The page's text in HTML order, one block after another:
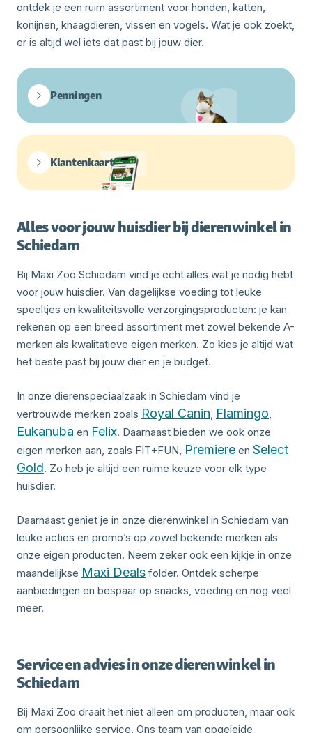
ontdek je een ruim assortiment voor honden, katten,
konijnen, knaagdieren, vissen en vogels. Wat je ook zoekt,
er is altijd wel iets dat past bij jouw dier.
Penningen
Klantenkaart
Alles voor jouw huisdier bij dierenwinkel in
Schiedam
Bij Maxi Zoo Schiedam vind je echt alles wat je nodig hebt
voor jouw huisdier. Van dagelijkse voeding tot leuke
speeltjes en kwaliteitsvolle verzorgingsproducten: je kan
rekenen op een breed assortiment met zowel bekende A-
merken als kwalitatieve eigen merken. Zo kies je altijd wat
het beste past bij jouw dier en je budget.
In onze dierenspeciaalzaak in Schiedam vind je
vertrouwde merken zoals Royal Canin, Flamingo,
Eukanuba en Felix. Daarnaast bieden we ook onze
eigen merken aan, zoals FIT+FUN, Premiere en Select
Gold. Zo heb je altijd een ruime keuze voor elk type
huisdier.
Daarnaast geniet je in onze dierenwinkel in Schiedam van
leuke acties en promo’s op zowel bekende merken als
onze eigen producten. Neem zeker ook een kijkje in onze
maandelijkse Maxi Deals folder. Ontdek scherpe
aanbiedingen en bespaar op snacks, voeding en nog veel
meer.
Service en advies in onze dierenwinkel in
Schiedam
Bij Maxi Zoo draait het niet alleen om producten, maar ook
om persoonlijke service. Ons team van opgeleide